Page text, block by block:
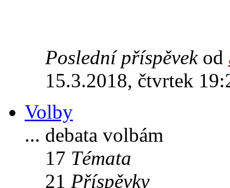
Poslední příspěvekod
15.3.2018, čtvrtek
Volby
... debata volbám
17 Témata
21 Příspěvky